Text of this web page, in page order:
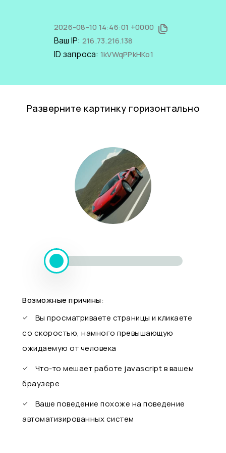
2026-08-10 14:46:01 +0000
Ваш IP: 216.73.216.138
ID запроса: 1kVWqPPkHKo1
Разверните картинку горизонтально
Возможные причины:
Вы просматриваете страницы и кликаете
со скоростью, намного превышающую
ожидаемую от человека
Что-то мешает работе javascript в вашем
браузере
Ваше поведение похоже на поведение
автоматизированных систем